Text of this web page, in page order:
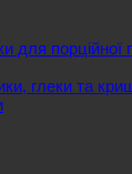
для порційної
глеки та